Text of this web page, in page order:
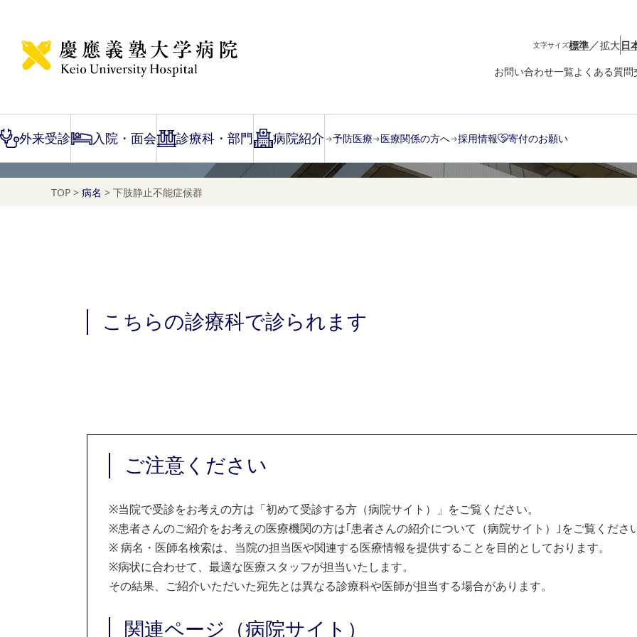
文字サイズ標準／拡大日
お問い合わせ一覧よくある質問
外来受診 入院・面会 診療科・部門 病院紹介 予防医療 医療関係の方へ 採用情報 寄付のお願い
Disease Name Search
TOP > 病名 > 下肢静止不能症候群
こちらの診療科で診られます
ご注意ください
※当院で受診をお考えの方は「初めて受診する方（病院サイト）」をご覧ください。
※患者さんのご紹介をお考えの医療機関の方は｢患者さんの紹介について（病院サイト）｣をご覧くださ
※病名・医師名検索は、当院の担当医や関連する医療情報を提供することを目的としております。
※病状に合わせて、最適な医療スタッフが担当いたします。
その結果、ご紹介いただいた宛先とは異なる診療科や医師が担当する場合があります。
関連ページ（病院サイト）